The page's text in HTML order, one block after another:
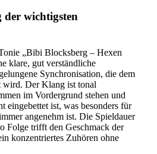
der wichtigsten
„Bibi Blocksberg – Hexen
klare, gut verständliche
Synchronisation, die dem
wird. Der Klang ist tonal
im Vordergrund stehen und
eingebettet ist, was besonders für
angenehm ist. Die Spieldauer
Folge trifft den Geschmack der
konzentriertes Zuhören ohne